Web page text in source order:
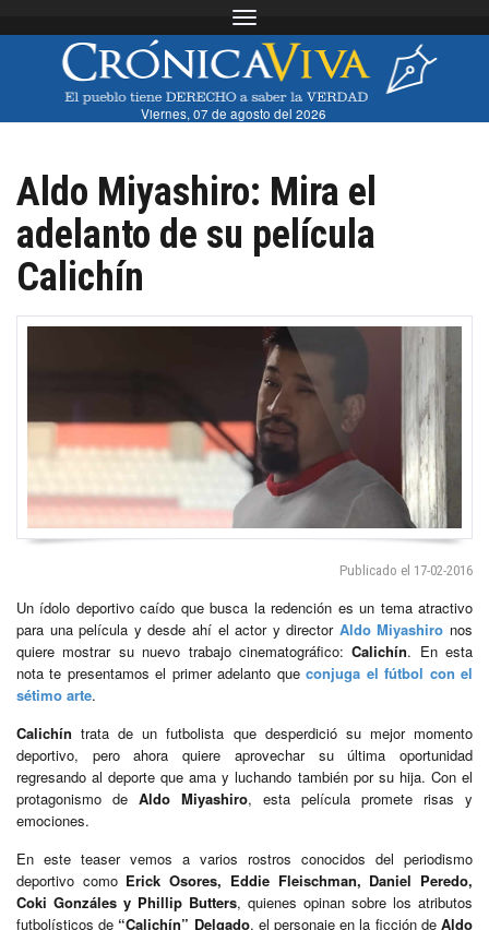
Toggle navigation
Viernes, 07 de agosto del 2026
Aldo Miyashiro: Mira el
adelanto de su película
Calichín
Publicado el 17-02-2016
Un ídolo deportivo caído que busca la redención es un tema atractivo
para una película y desde ahí el actor y director Aldo Miyashiro nos
quiere mostrar su nuevo trabajo cinematográfico:Calichín. En esta
nota te presentamos el primer adelanto queconjuga el fútbol con el
sétimo arte.
Calichín trata de un futbolista que desperdició su mejor momento
deportivo, pero ahora quiere aprovechar su última oportunidad
regresando al deporte que ama y luchando también por su hija. Con el
protagonismo de Aldo Miyashiro, esta película promete risas y
emociones.
En este teaser vemos a varios rostros conocidos del periodismo
deportivo como Erick Osores, Eddie Fleischman, Daniel Peredo,
Coki Gonzáles y Phillip Butters, quienes opinan sobre los atributos
futbolísticos de “Calichín” Delgado, el personaje en la ficción deAldo